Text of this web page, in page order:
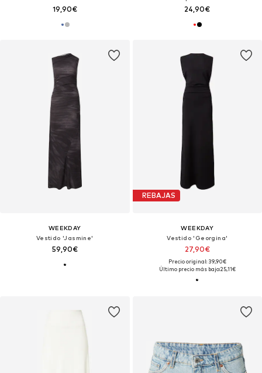
19,90€ 24,90€
WEEKDAY
Vestido 'Jasmine'
59,90€
REBAJAS
WEEKDAY
Vestido 'Georgina'
27,90€
Precio original: 39,90€
Último precio más bajo:25,11€